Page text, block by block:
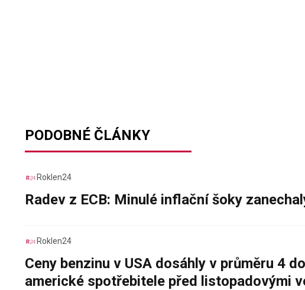
PODOBNÉ ČLÁNKY
Roklen24
Radev z ECB: Minulé inflační šoky
Roklen24
Ceny benzinu v USA dosáhly v průměru 4
americké spotřebitele před listopadovými